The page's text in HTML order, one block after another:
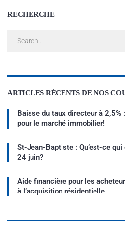
RECHERCHE
ARTICLES RÉCENTS DE NOS
Baisse du taux directeur à 2,5%
pour le marché immobilier!
St-Jean-Baptiste : Qu’est-ce
24 juin?
Aide financière pour les
à l’acquisition résidentielle